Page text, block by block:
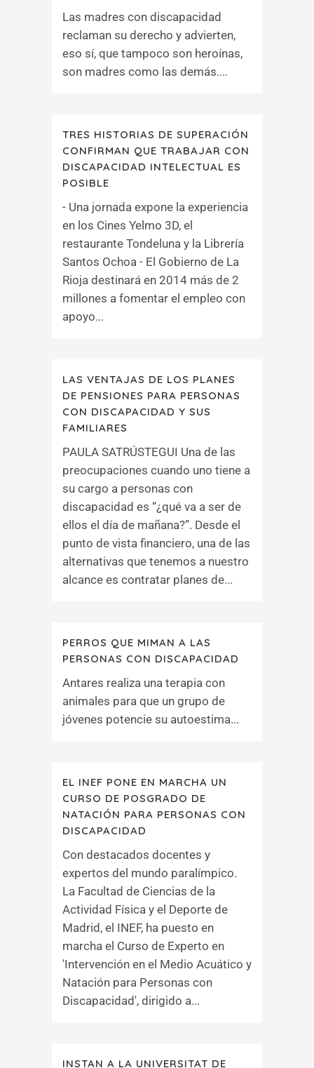
Las madres con discapacidad
reclaman su derecho y advierten,
eso sí, que tampoco son heroínas,
son madres como las demás....
TRES HISTORIAS DE SUPERACIÓN
CONFIRMAN QUE TRABAJAR CON
DISCAPACIDAD INTELECTUAL ES
POSIBLE
- Una jornada expone la experiencia
en los Cines Yelmo 3D, el
restaurante Tondeluna y la Librería
Santos Ochoa - El Gobierno de La
Rioja destinará en 2014 más de 2
millones a fomentar el empleo con
apoyo...
LAS VENTAJAS DE LOS PLANES
DE PENSIONES PARA PERSONAS
CON DISCAPACIDAD Y SUS
FAMILIARES
PAULA SATRÚSTEGUI Una de las
preocupaciones cuando uno tiene a
su cargo a personas con
discapacidad es “¿qué va a ser de
ellos el día de mañana?”. Desde el
punto de vista financiero, una de las
alternativas que tenemos a nuestro
alcance es contratar planes de...
PERROS QUE MIMAN A LAS
PERSONAS CON DISCAPACIDAD
Antares realiza una terapia con
animales para que un grupo de
jóvenes potencie su autoestima...
EL INEF PONE EN MARCHA UN
CURSO DE POSGRADO DE
NATACIÓN PARA PERSONAS CON
DISCAPACIDAD
Con destacados docentes y
expertos del mundo paralímpico.
La Facultad de Ciencias de la
Actividad Física y el Deporte de
Madrid, el INEF, ha puesto en
marcha el Curso de Experto en
'Intervención en el Medio Acuático y
Natación para Personas con
Discapacidad', dirigido a...
INSTAN A LA UNIVERSITAT DE